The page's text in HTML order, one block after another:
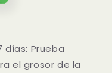
días: Prueba
el grosor de la